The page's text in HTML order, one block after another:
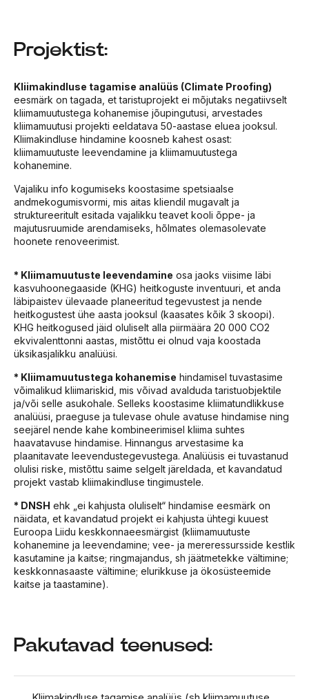
Projektist:
Kliimakindluse tagamise analüüs (Climate Proofing)
eesmärk on tagada, et taristuprojekt ei mõjutaks negatiivselt
kliimamuutustega kohanemise jõupingutusi, arvestades
kliimamuutusi projekti eeldatava 50-aastase eluea jooksul.
Kliimakindluse hindamine koosneb kahest osast:
kliimamuutuste leevendamine ja kliimamuutustega
kohanemine.
Vajaliku info kogumiseks koostasime spetsiaalse
andmekogumisvormi, mis aitas kliendil mugavalt ja
struktureeritult esitada vajalikku teavet kooli õppe- ja
majutusruumide arendamiseks, hõlmates olemasolevate
hoonete renoveerimist.
* Kliimamuutuste leevendamine osa jaoks viisime läbi
kasvuhoonegaaside (KHG) heitkoguste inventuuri, et anda
läbipaistev ülevaade planeeritud tegevustest ja nende
heitkogustest ühe aasta jooksul (kaasates kõik 3 skoopi).
KHG heitkogused jäid oluliselt alla piirmäära 20 000 CO2
ekvivalenttonni aastas, mistõttu ei olnud vaja koostada
üksikasjalikku analüüsi.
* Kliimamuutustega kohanemise hindamisel tuvastasime
võimalikud kliimariskid, mis võivad avalduda taristuobjektile
ja/või selle asukohale. Selleks koostasime kliimatundlikkuse
analüüsi, praeguse ja tulevase ohule avatuse hindamise ning
seejärel nende kahe kombineerimisel kliima suhtes
haavatavuse hindamise. Hinnangus arvestasime ka
plaanitavate leevendustegevustega. Analüüsis ei tuvastanud
olulisi riske, mistõttu saime selgelt järeldada, et kavandatud
projekt vastab kliimakindluse tingimustele.
* DNSH ehk „ei kahjusta oluliselt“ hindamise eesmärk on
näidata, et kavandatud projekt ei kahjusta ühtegi kuuest
Euroopa Liidu keskkonnaeesmärgist (kliimamuutuste
kohanemine ja leevendamine; vee- ja mereressursside kestlik
kasutamine ja kaitse; ringmajandus, sh jäätmetekke vältimine;
keskkonnasaaste vältimine; elurikkuse ja ökosüsteemide
kaitse ja taastamine).
Pakutavad teenused: